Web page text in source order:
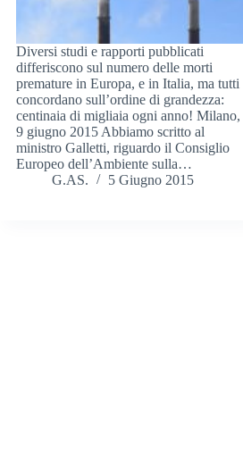
Diversi studi e rapporti pubblicati
differiscono sul numero delle morti
premature in Europa, e in Italia, ma tutti
concordano sull’ordine di grandezza:
centinaia di migliaia ogni anno! Milano,
9 giugno 2015 Abbiamo scritto al
ministro Galletti, riguardo il Consiglio
Europeo dell’Ambiente sulla…
G.AS.
5 Giugno 2015